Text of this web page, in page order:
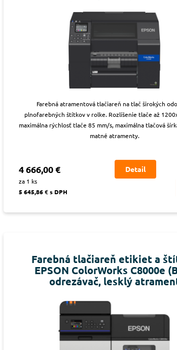
Farebná atramentová tlačiareň na tlač širokých
plnofarebných štítkov v rolke. Rozlíšenie tlače až
maximálna rýchlosť tlače 85 mm/s, maximálna tlačová
matné atramenty.
4 666,00 €
za 1 ks
5 645,86 € s DPH
Detail
Farebná tlačiareň etikiet a
EPSON ColorWorks C8000e
odrezávač, lesklý